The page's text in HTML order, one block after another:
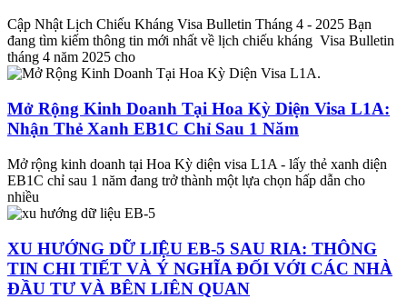
Cập Nhật Lịch Chiếu Kháng Visa Bulletin Tháng 4 - 2025 Bạn
đang tìm kiếm thông tin mới nhất về lịch chiếu kháng Visa Bulletin
tháng 4 năm 2025 cho
Mở Rộng Kinh Doanh Tại Hoa Kỳ Diện Visa L1A:
Nhận Thẻ Xanh EB1C Chỉ Sau 1 Năm
Mở rộng kinh doanh tại Hoa Kỳ diện visa L1A - lấy thẻ xanh diện
EB1C chỉ sau 1 năm đang trở thành một lựa chọn hấp dẫn cho
nhiều
XU HƯỚNG DỮ LIỆU EB-5 SAU RIA: THÔNG
TIN CHI TIẾT VÀ Ý NGHĨA ĐỐI VỚI CÁC NHÀ
ĐẦU TƯ VÀ BÊN LIÊN QUAN